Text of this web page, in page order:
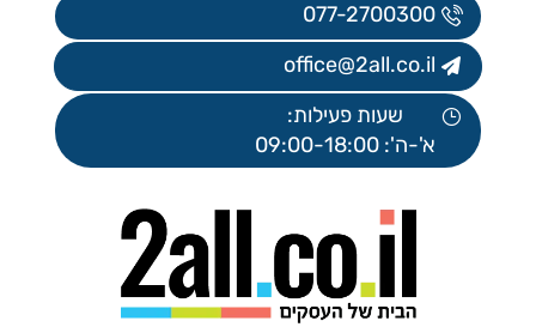
077-2700300
office@2all.co.il
שעות פעילות:
א'-ה': 09:00-18:00